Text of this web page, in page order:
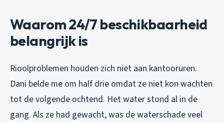
Waarom 24/7 beschikbaarheid
belangrijk is
Rioolproblemen houden zich niet aan kantooruren.
Dani belde me om half drie omdat ze niet kon wachten
tot de volgende ochtend. Het water stond al in de
gang. Als ze had gewacht, was de waterschade veel